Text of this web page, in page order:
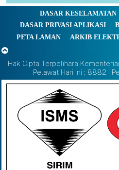
DASAR KESELAMATAN
DASAR PRIVASI APLIKASI
PETA LAMAN
ARKIB
Hak Cipta Terpelihara
Pelawat Hari Ini : 8882 |